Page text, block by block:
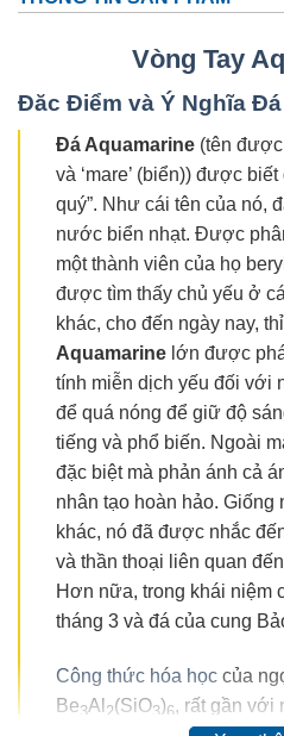
Vòng Tay
Đăc Điểm và Ý Nghĩa
Đá Aquamarine (tên được
và ‘mare’ (biển)) được
quý”. Như cái tên của nó,
nước biển nhạt. Được
một thành viên của họ
được tìm thấy chủ yếu ở
khác, cho đến ngày nay,
Aquamarine lớn được
tính miễn dịch yếu đối với
để quá nóng để giữ độ
tiếng và phổ biến. Ngoài
đặc biệt mà phản ánh cả
nhân tạo hoàn hảo.
khác, nó đã được nhắc
và thần thoại liên quan
Hơn nữa, trong khái niệm
tháng 3 và đá của cung
Công thức hóa học của
Be3Al 2(SiO3)6, rất gần với